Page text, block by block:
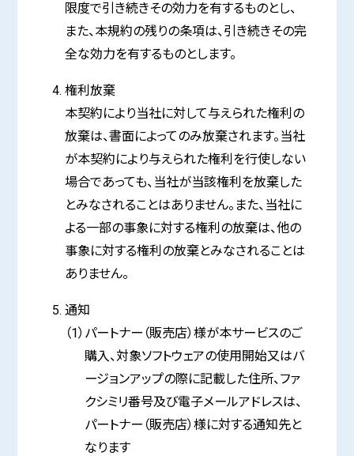
限度で引き続きその効力を有するものとし、
また、本規約の残りの条項は、引き続きその完
全な効力を有するものとします。
権利放棄
本契約により当社に対して与えられた権利の
放棄は、書面によってのみ放棄されます。当社
が本契約により与えられた権利を行使しない
場合であっても、当社が当該権利を放棄した
とみなされることはありません。また、当社に
よる一部の事象に対する権利の放棄は、他の
事象に対する権利の放棄とみなされることは
ありません。
通知
（1）パートナー（販売店）様が本サービスのご
購入、対象ソフトウェアの使用開始又はバ
ージョンアップの際に記載した住所、ファ
クシミリ番号及び電子メールアドレスは、
パートナー（販売店）様に対する通知先と
なります